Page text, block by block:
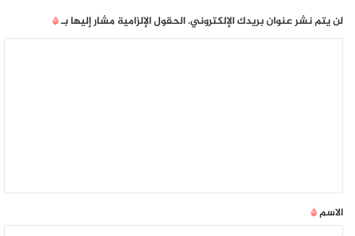
لن يتم نشر عنوان بريدك الإلكتروني.الحقول الإلزامية مشار إليها بـ*
الاسم*